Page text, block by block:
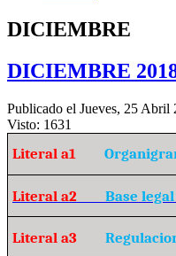
DICIEMBRE
DICIEMBRE
Publicado el Jueves, 25 Abril
Visto: 1631
Literal a1
Literal a2 Base
Literal a3